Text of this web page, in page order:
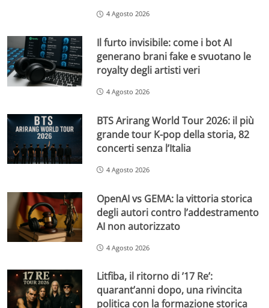
4 Agosto 2026
Il furto invisibile: come i bot AI
generano brani fake e svuotano le
royalty degli artisti veri
4 Agosto 2026
BTS Arirang World Tour 2026: il più
grande tour K-pop della storia, 82
concerti senza l’Italia
4 Agosto 2026
OpenAI vs GEMA: la vittoria storica
degli autori contro l’addestramento
AI non autorizzato
4 Agosto 2026
Litfiba, il ritorno di ’17 Re’:
quarant’anni dopo, una rivincita
politica con la formazione storica